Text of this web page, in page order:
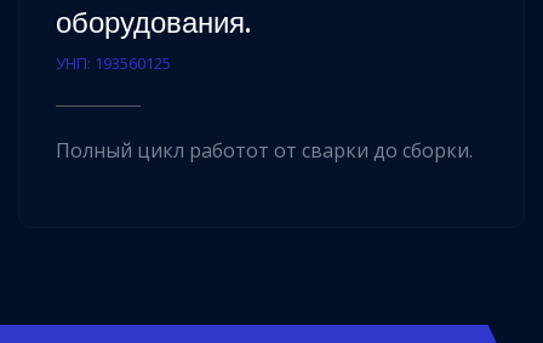
оборудования.
УНП: 193560125
Полный цикл работот от сварки до сборки.